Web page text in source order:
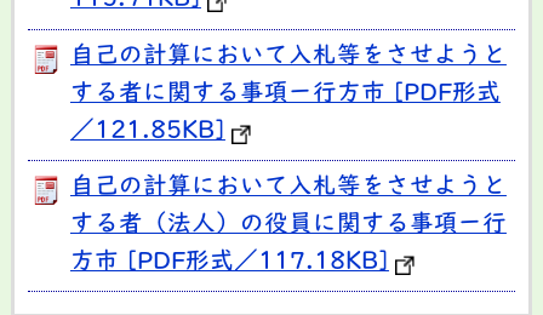
自己の計算において入札等をさせようと
する者に関する事項ー行方市 [PDF形式
／121.85KB]
自己の計算において入札等をさせようと
する者（法人）の役員に関する事項ー行
方市 [PDF形式／117.18KB]